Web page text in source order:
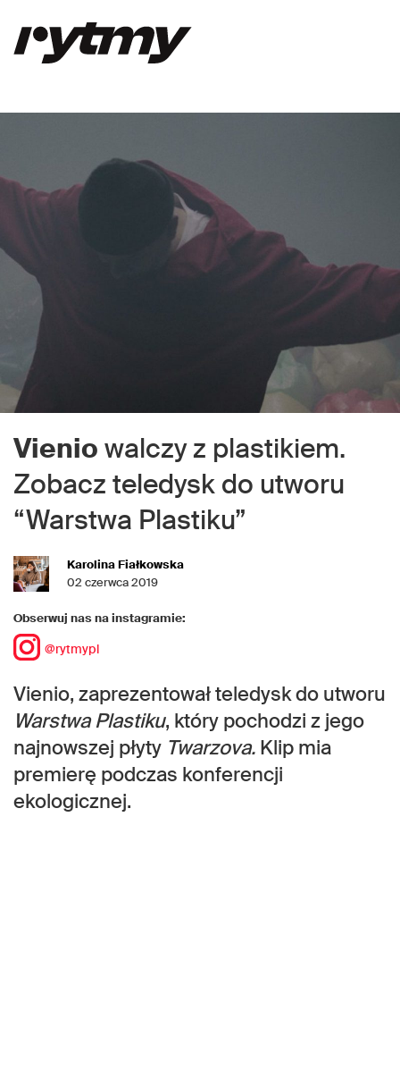
Vienio walczy z plastikiem.
Zobacz teledysk do utworu
“Warstwa Plastiku”
Karolina Fiałkowska
02 czerwca 2019
Obserwuj nas na instagramie:
@rytmypl
Vienio, zaprezentował teledysk do utworu
Warstwa Plastiku, który pochodzi z jego
najnowszej płyty Twarzova. Klip mia
premierę podczas konferencji
ekologicznej.